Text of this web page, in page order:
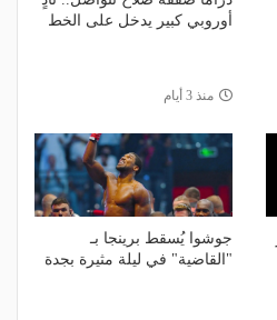
أوروبي كبير يدخل على الخط
منذ 3 أيام
جوشوا يُسقط برينجا بـ
"القاضية" في ليلة مثيرة بجدة